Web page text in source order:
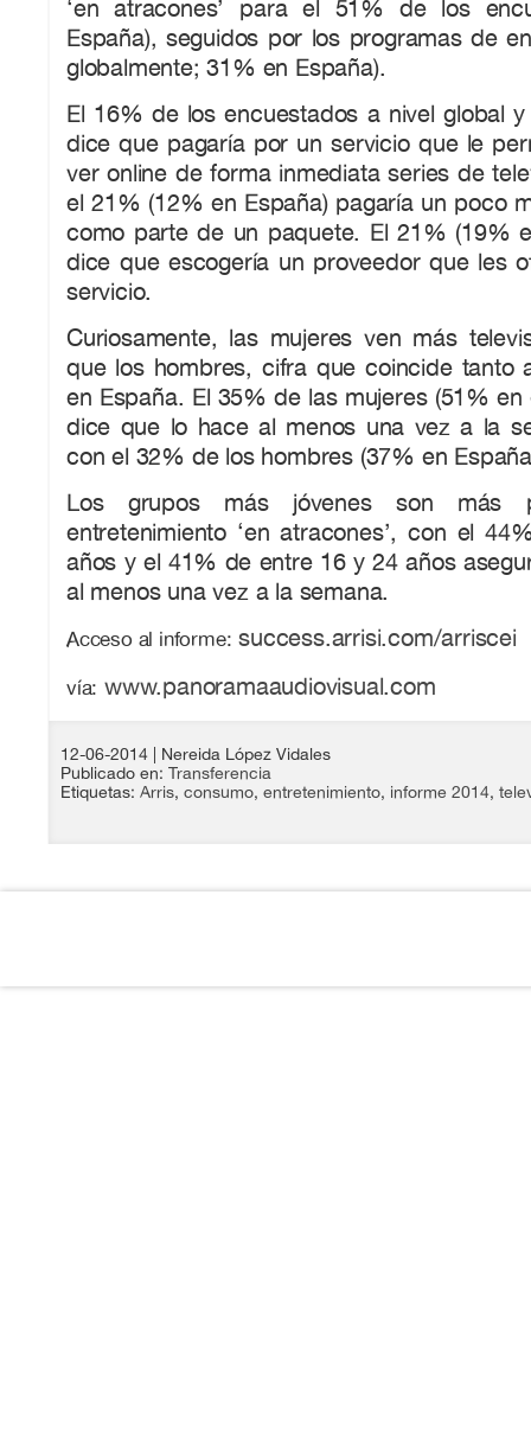
‘en atracones’ para el 51% de los
España), seguidos por los programas de
globalmente; 31% en España).
El 16% de los encuestados a nivel global
dice que pagaría por un servicio que le
ver online de forma inmediata series de
el 21% (12% en España) pagaría un poco
como parte de un paquete. El 21% (19%
dice que escogería un proveedor que les
servicio.
Curiosamente, las mujeres ven más
que los hombres, cifra que coincide tanto
en España. El 35% de las mujeres (51%
dice que lo hace al menos una vez a la
con el 32% de los hombres (37% en
Los grupos más jóvenes son más
entretenimiento ‘en atracones’, con el
años y el 41% de entre 16 y 24 años
al menos una vez a la semana.
Acceso al informe: success.arrisi.com/arriscei
vía: www.panoramaaudiovisual.com
12-06-2014
| Nereida López Vidales
Publicado en: Transferencia
Etiquetas: Arris, consumo, entretenimiento, informe 2014,